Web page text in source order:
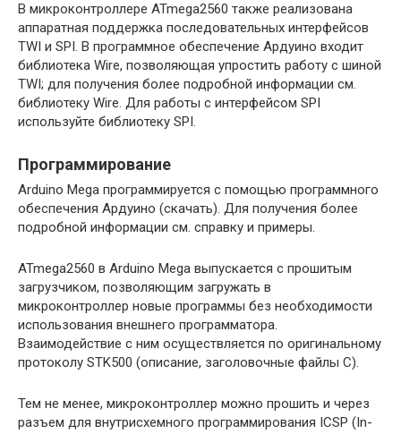
В микроконтроллере ATmega2560 также реализована
аппаратная поддержка последовательных интерфейсов
TWI и SPI. В программное обеспечение Ардуино входит
библиотека Wire, позволяющая упростить работу с шиной
TWI; для получения более подробной информации см.
библиотеку Wire. Для работы с интерфейсом SPI
используйте библиотеку SPI.
Программирование
Arduino Mega программируется с помощью программного
обеспечения Ардуино (скачать). Для получения более
подробной информации см. справку и примеры.
ATmega2560 в Arduino Mega выпускается с прошитым
загрузчиком, позволяющим загружать в
микроконтроллер новые программы без необходимости
использования внешнего программатора.
Взаимодействие с ним осуществляется по оригинальному
протоколу STK500 (описание, заголовочные файлы C).
Тем не менее, микроконтроллер можно прошить и через
разъем для внутрисхемного программирования ICSP (In-